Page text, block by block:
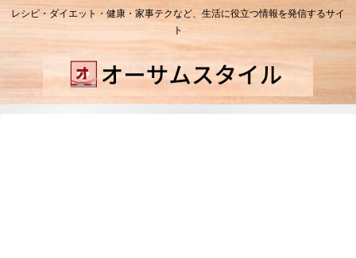
レシピ・ダイエット・健康・家事テクなど、生活に役立つ情報を発信するサイ
ト